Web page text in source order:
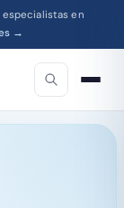
en
→